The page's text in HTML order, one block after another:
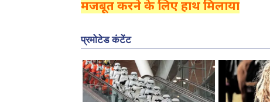
मजबूत करने के लिए हाथ मिलाया